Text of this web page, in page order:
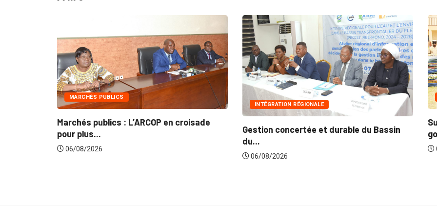
INTÉGRATION RÉGIONALE
Gestion concertée et durable du Bassin
du...
INNONDATIONS
gouvernement lance...